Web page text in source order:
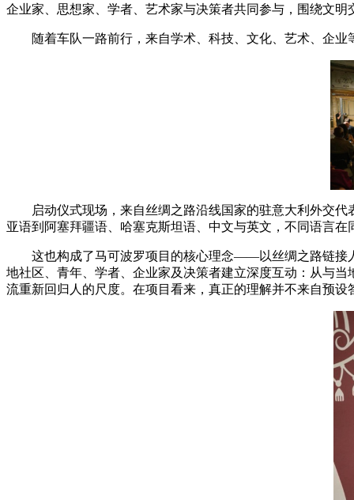
企业家、思想家、学者、艺术家与决策者共同参与，围绕⽂明
随着⻋队⼀路前⾏，来⾃学术、科技、⽂化、艺术、企业
启动仪式现场，来⾃丝绸之路沿线国家的驻意⼤利外交代
亚语到阿塞拜疆语、哈塞克斯坦语、中⽂与英⽂，不同语⾔
这也构成了⻢可波罗项⽬的核⼼理念——以丝绸之路链接⼈
地社区、⻘年、学者、企业家及决策者建⽴深度互动：从与
流重新回归⼈的尺度。在项⽬看来，真正的理解并不来⾃预